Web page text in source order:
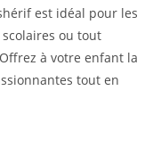
est idéal pour les
scolaires ou tout
à votre enfant la
tout en